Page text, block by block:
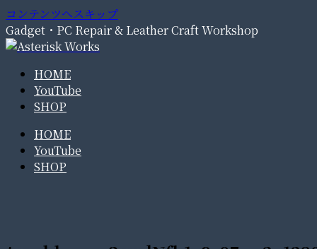
コンテンツへスキップ
Gadget・PC Repair & Leather Craft Workshop
HOME
YouTube
SHOP
HOME
YouTube
SHOP